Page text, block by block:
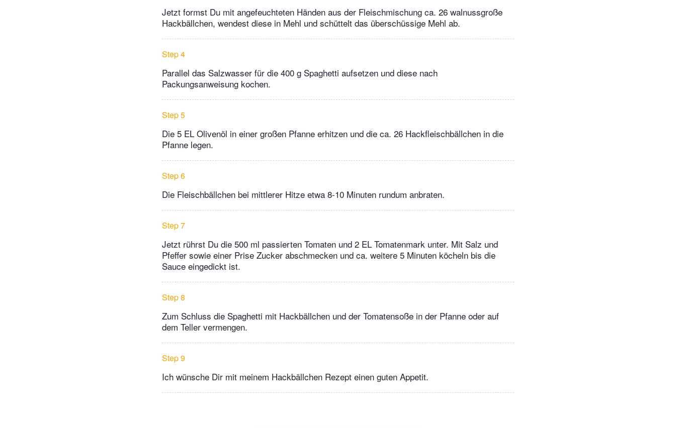
Jetzt formst Du mit angefeuchteten Händen aus der Fleischmischung ca. 26 walnussgroße
Hackbällchen, wendest diese in Mehl und schüttelt das überschüssige Mehl ab.
Step 4
Parallel das Salzwasser für die 400 g Spaghetti aufsetzen und diese nach
Packungsanweisung kochen.
Step 5
Die 5 EL Olivenöl in einer großen Pfanne erhitzen und die ca. 26 Hackfleischbällchen in die
Pfanne legen.
Step 6
Die Fleischbällchen bei mittlerer Hitze etwa 8-10 Minuten rundum anbraten.
Step 7
Jetzt rührst Du die 500 ml passierten Tomaten und 2 EL Tomatenmark unter. Mit Salz und
Pfeffer sowie einer Prise Zucker abschmecken und ca. weitere 5 Minuten köcheln bis die
Sauce eingedickt ist.
Step 8
Zum Schluss die Spaghetti mit Hackbällchen und der Tomatensoße in der Pfanne oder auf
dem Teller vermengen.
Step 9
Ich wünsche Dir mit meinem Hackbällchen Rezept einen guten Appetit.